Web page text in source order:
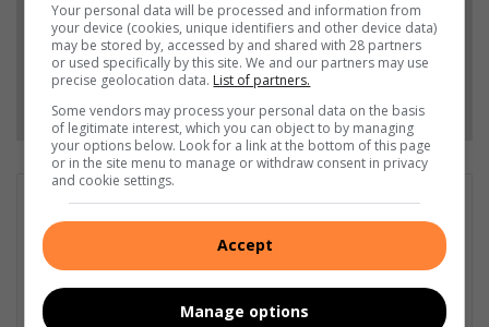
Add as a preferred source on Google
Follow on Google News
Liezl Scheepers
community newspaper distributed in the towns of Parys,
journalist in all fields for the past 30 years, she has a passion
Your personal data will be processed and information from
your device (cookies, unique identifiers and other device data)
may be stored by, accessed by and shared with 28 partners
or used specifically by this site. We and our partners may use
precise geolocation data. List of partners.
Some vendors may process your personal data on the basis
of legitimate interest, which you can object to by managing
your options below. Look for a link at the bottom of this page
or in the site menu to manage or withdraw consent in privacy
and cookie settings.
Accept
Manage options